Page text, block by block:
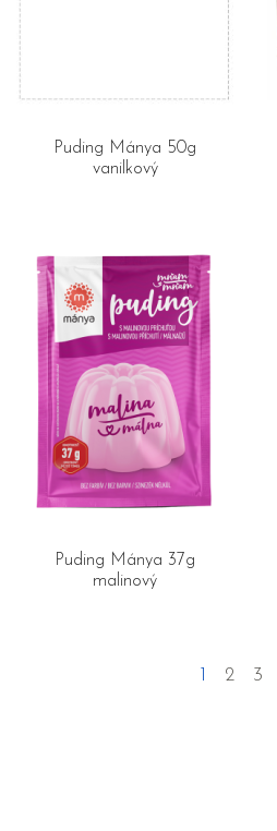
Puding Mánya 50g
vanilkový
Puding Mánya 37g
malinový
1 2 3